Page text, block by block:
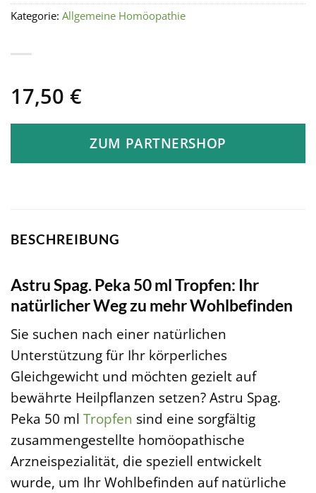
17,50 €
ZUM PARTNERSHOP
Kategorie: Allgemeine Homöopathie
BESCHREIBUNG
Astru Spag. Peka 50 ml Tropfen: Ihr
natürlicher Weg zu mehr Wohlbefinden
Sie suchen nach einer natürlichen
Unterstützung für Ihr körperliches
Gleichgewicht und möchten gezielt auf
bewährte Heilpflanzen setzen? Astru Spag.
Peka 50 ml Tropfen sind eine sorgfältig
zusammengestellte homöopathische
Arzneispezialität, die speziell entwickelt
wurde, um Ihr Wohlbefinden auf natürliche